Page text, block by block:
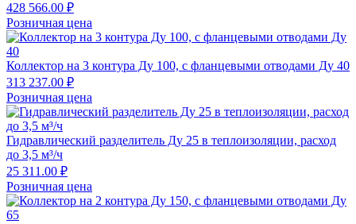
428 566.00 ₽
Розничная цена
Коллектор на 3 контура Ду 100, с фланцевыми отводами Ду 40
313 237.00 ₽
Розничная цена
Гидравлический разделитель Ду 25 в теплоизоляции, расход
до 3,5 м³/ч
25 311.00 ₽
Розничная цена